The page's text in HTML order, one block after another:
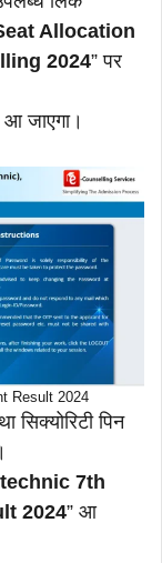
Allocation
2024” पर
आ जाएगा।
Result 2024
सिक्योरिटी पिन
7th
2024” आ